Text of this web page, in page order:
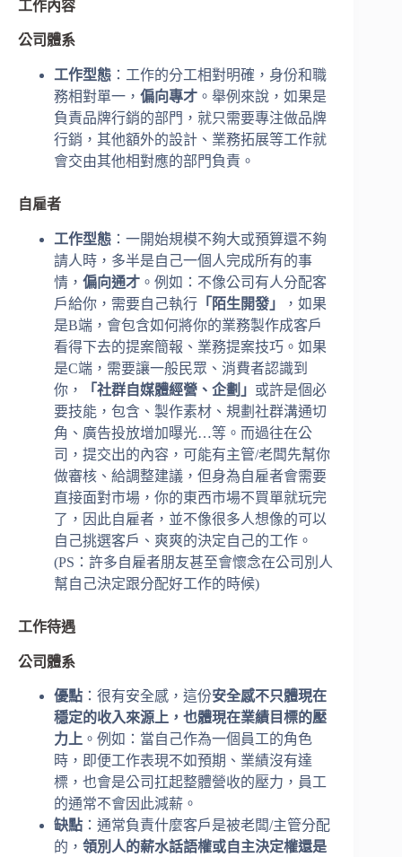
工作內容
公司體系
工作型態 ：工作的分工相對明確，身份和職
務相對單一， 偏向專才 。舉例來說，如果是
負責品牌行銷的部門，就只需要專注做品牌
行銷，其他額外的設計、業務拓展等工作就
會交由其他相對應的部門負責。
自雇者
工作型態 ：一開始規模不夠大或預算還不夠
請人時，多半是自己一個人完成所有的事
情， 偏向通才 。例如：不像公司有人分配客
戶給你，需要自己執行 「陌生開發」
，如果
是B端，會包含如何將你的業務製作成客戶
看得下去的提案簡報、業務提案技巧。如果
是C端，需要讓一般民眾、消費者認識到
你，
「社群自媒體經營、企劃」 或許是個必
要技能，包含、製作素材、規劃社群溝通切
角、廣告投放增加曝光…等。而過往在公
司，提交出的內容，可能有主管/老闆先幫你
做審核、給調整建議，但身為自雇者會需要
直接面對市場，你的東西市場不買單就玩完
了，因此自雇者，並不像很多人想像的可以
自己挑選客戶、爽爽的決定自己的工作。
(PS：許多自雇者朋友甚至會懷念在公司別人
幫自己決定跟分配好工作的時候)
工作待遇
公司體系
優點 ：很有安全感，這份安全感不只體現在
穩定的收入來源上，也體現在業績目標的壓
力上 。例如：當自己作為一個員工的角色
時，即便工作表現不如預期、業績沒有達
標，也會是公司扛起整體營收的壓力，員工
的通常不會因此減薪。
缺點 ：通常負責什麼客戶是被老闆/主管分配
的， 領別人的薪水話語權或自主決定權還是